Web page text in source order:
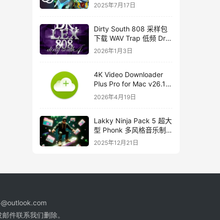
2025年7月17日
Dirty South 808 采样包
下载 WAV Trap 低频 Dr
Lex 808 音色合集
2026年1月3日
4K Video Downloader
Plus Pro for Mac v26.1
中文破解版下载
2026年4月19日
Lakky Ninja Pack 5 超大
型 Phonk 多风格音乐制
作音源套装
2025年12月21日
件联系我们删除。